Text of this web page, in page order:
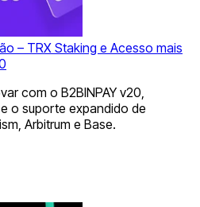
– TRX Staking e Acesso mais
com o B2BINPAY v20,
o suporte expandido de
Arbitrum e Base.